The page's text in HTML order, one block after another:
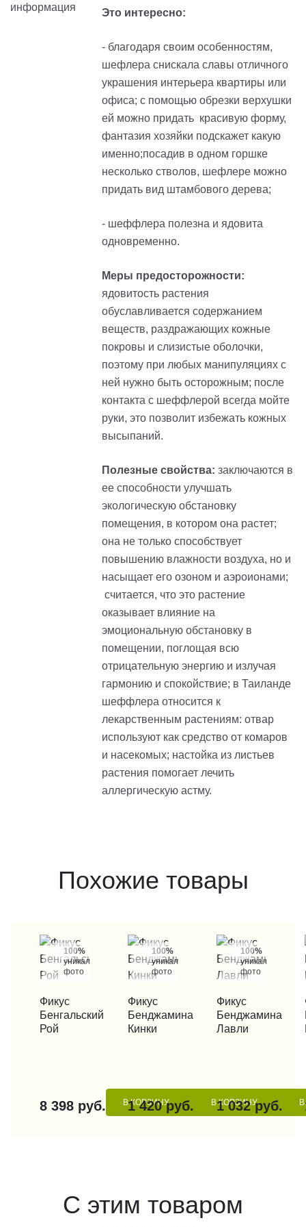
Это интересно:
- благодаря своим особенностям,
шефлера снискала славы отличного
украшения интерьера квартиры или
офиса; с помощью обрезки верхушки
ей можно придать красивую форму,
фантазия хозяйки подскажет какую
именно;посадив в одном горшке
несколько стволов, шефлере можно
придать вид штамбового дерева;
- шеффлера полезна и ядовита
одновременно.
Меры предосторожности:
ядовитость растения
обуславливается содержанием
веществ, раздражающих кожные
покровы и слизистые оболочки,
поэтому при любых манипуляциях с
ней нужно быть осторожным; после
контакта с шеффлерой всегда мойте
руки, это позволит избежать кожных
высыпаний.
Полезные свойства: заключаются в
ее способности улучшать
экологическую обстановку
помещения, в котором она растет;
она не только способствует
повышению влажности воздуха, но и
насыщает его озоном и аэроионами;
считается, что это растение
оказывает влияние на
эмоциональную обстановку в
помещении, поглощая всю
отрицательную энергию и излучая
гармонию и спокойствие; в Таиланде
шеффлера относится к
лекарственным растениям: отвар
используют как средство от комаров
и насекомых; настойка из листьев
растения помогает лечить
аллергическую астму.
Похожие товары
100%
уникальные
фото
КУПИТЬ В 1 КЛИК
Фикус
Бенгальский
Рой
8 398 руб. В КОРЗИНУ
100%
уникальные
фото
КУПИТЬ В 1 КЛИК
Фикус
Бенджамина
Кинки
1 420 руб. В КОРЗИНУ
100%
уникальные
фото
КУПИТЬ В 1 КЛИК
Фикус
Бенджамина
Лавли
1 032 руб.
С этим товаром